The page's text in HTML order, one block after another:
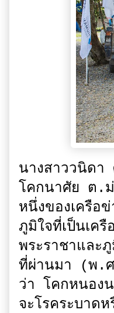
นางสาววนิดา
โคกนาศัย ต.ม่
หนึ่งของเครือ
ภูมิใจที่เป็นเค
พระราชาและ
ที่ผ่านมา (พ.ศ
ว่า โคกหนองน
จะโรคระบาด